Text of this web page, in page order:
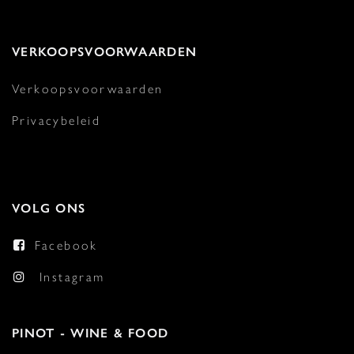
VERKOOPSVOORWAARDEN
Verkoopsvoorwaarden
Privacybeleid
VOLG ONS
Facebook
Instagram
PINOT - WINE & FOOD